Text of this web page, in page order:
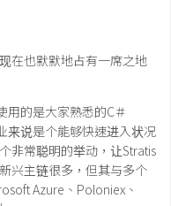
在也默默地占有一席之地
用的是大家熟悉的C＃
来说是个能够快速进入状况
非常聪明的举动，让Stratis
兴主链很多，但其与多个
Azure、Poloniex、